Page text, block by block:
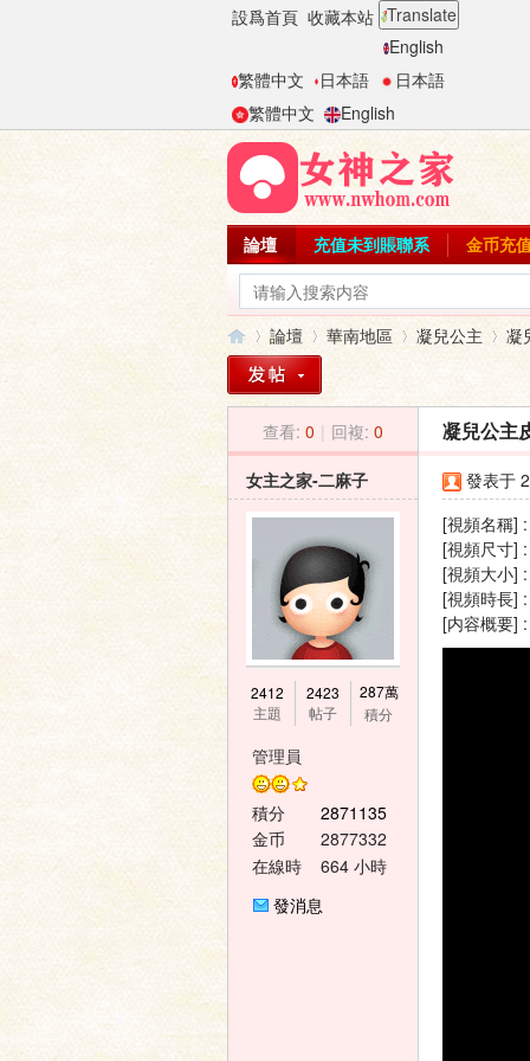
設爲首頁 收藏本站 Translate
English
繁體中文
日本語
日本語
繁體中文
English
論壇 充值未到賬聯系 金币充
論壇
›
華南地區 凝兒公主
›
凝
查看: 0 | 回複: 0 凝兒公主
女主之家-二麻子
2412
主題
2423
帖子
287萬
積分
管理員
積分
2871135
金币
2877332
在線時
664 小時
發消息
發表于
[視頻名稱]
[視頻尺寸]
[視頻大小]
[視頻時長]
[内容概要]